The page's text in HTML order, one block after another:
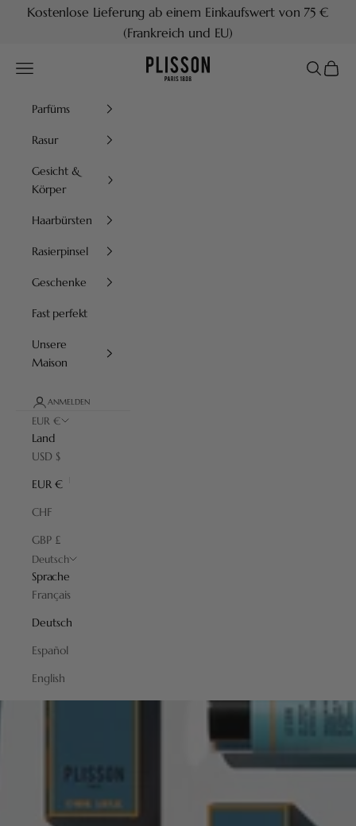
Zum Inhalt springen
Kostenlose Lieferung ab einem Einkaufswert von 75 €
(Frankreich und EU)
Plisson 1808
Menü Suchen
Parfüms
Rasur
Gesicht &
Körper
Haarbürsten
Rasierpinsel
Geschenke
Fast perfekt
Unsere
Maison
ANMELDEN
EUR €
Land
USD $
EUR €
CHF
GBP £
Deutsch
Sprache
Français
Deutsch
Español
English